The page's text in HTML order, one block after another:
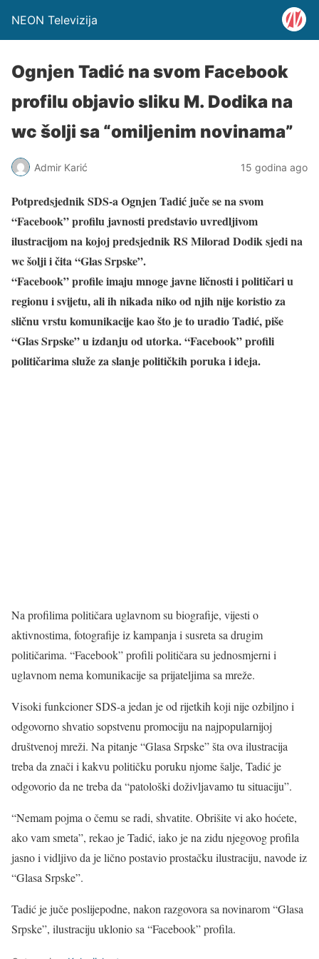
NEON Televizija
Ognjen Tadić na svom Facebook
profilu objavio sliku M. Dodika na
wc šolji sa “omiljenim novinama”
Admir Karić 15 godina ago
Potpredsjednik SDS-a Ognjen Tadić juče se na svom
“Facebook” profilu javnosti predstavio uvredljivom
ilustracijom na kojoj predsjednik RS Milorad Dodik sjedi na
wc šolji i čita “Glas Srpske”.
“Facebook” profile imaju mnoge javne ličnosti i političari u
regionu i svijetu, ali ih nikada niko od njih nije koristio za
sličnu vrstu komunikacije kao što je to uradio Tadić, piše
“Glas Srpske” u izdanju od utorka. “Facebook” profili
političarima služe za slanje političkih poruka i ideja.
Na profilima političara uglavnom su biografije, vijesti o
aktivnostima, fotografije iz kampanja i susreta sa drugim
političarima. “Facebook” profili političara su jednosmjerni i
uglavnom nema komunikacije sa prijateljima sa mreže.
Visoki funkcioner SDS-a jedan je od rijetkih koji nije ozbiljno i
odgovorno shvatio sopstvenu promociju na najpopularnijoj
društvenoj mreži. Na pitanje “Glasa Srpske” šta ova ilustracija
treba da znači i kakvu političku poruku njome šalje, Tadić je
odgovorio da ne treba da “patološki doživljavamo tu situaciju”.
“Nemam pojma o čemu se radi, shvatite. Obrišite vi ako hoćete,
ako vam smeta”, rekao je Tadić, iako je na zidu njegovog profila
jasno i vidljivo da je lično postavio prostačku ilustraciju, navode iz
“Glasa Srpske”.
Tadić je juče poslijepodne, nakon razgovora sa novinarom “Glasa
Srpske”, ilustraciju uklonio sa “Facebook” profila.